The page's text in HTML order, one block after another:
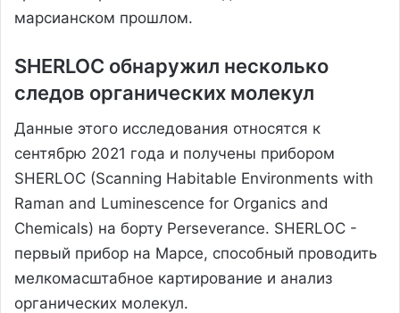
марсианском прошлом.
SHERLOC обнаружил несколько
следов органических молекул
Данные этого исследования относятся к
сентябрю 2021 года и получены прибором
SHERLOC (Scanning Habitable Environments with
Raman and Luminescence for Organics and
Chemicals) на борту Perseverance. SHERLOC -
первый прибор на Марсе, способный проводить
мелкомасштабное картирование и анализ
органических молекул.